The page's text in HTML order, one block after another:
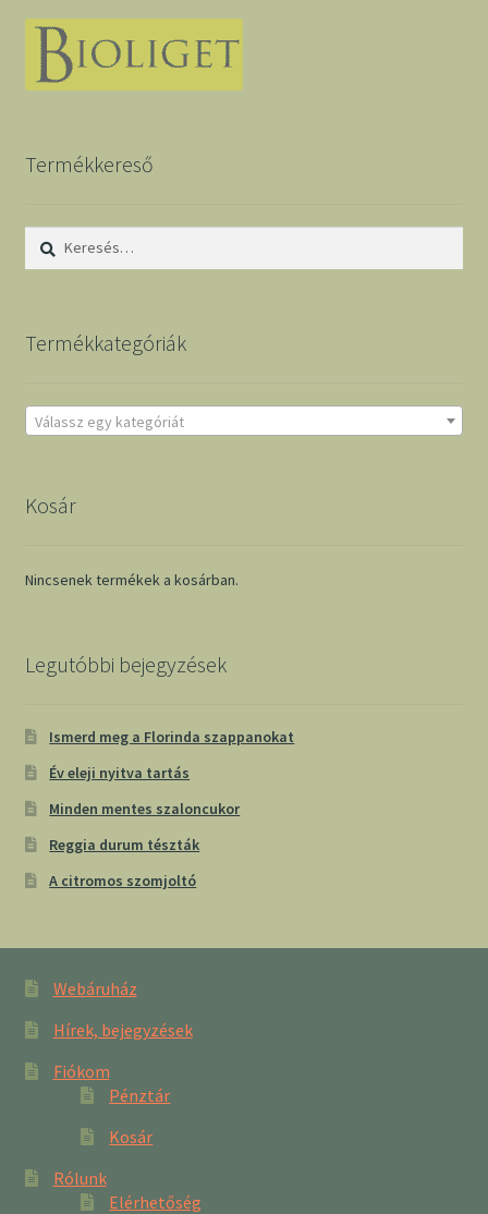
Termékkereső
Keresés:
Termékkategóriák
Válassz egy kategóriát
Kosár
Nincsenek termékek a kosárban.
Legutóbbi bejegyzések
Ismerd meg a Florinda szappanokat
Év eleji nyitva tartás
Minden mentes szaloncukor
Reggia durum tészták
A citromos szomjoltó
Webáruház
Hírek, bejegyzések
Fiókom
Pénztár
Kosár
Rólunk
Elérhetőség